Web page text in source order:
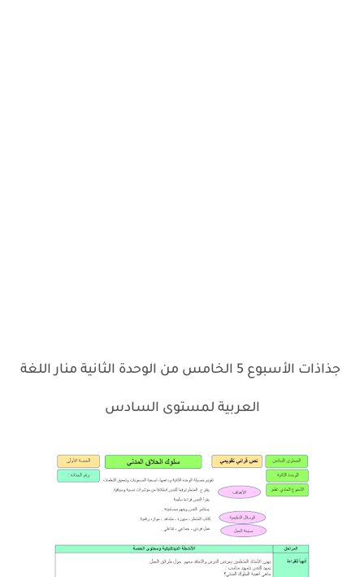
جذاذات الأسبوع 5 الخامس من الوحدة الثانية منار اللغة
العربية لمستوى السادس